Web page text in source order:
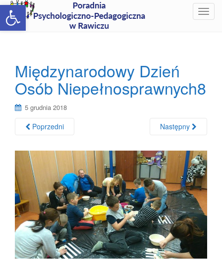
Open toolbar
T
a
t
i
o
n
Międzynarodowy Dzień
Osób Niepełnosprawnych8
5 grudnia 2018
Poprzedni Następny